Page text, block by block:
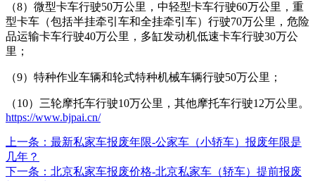
（8）微型卡车行驶50万公里，中轻型卡车行驶60万公里，重
型卡车（包括半挂牵引车和全挂牵引车）行驶70万公里，危险
品运输卡车行驶40万公里，多缸发动机低速卡车行驶30万公
里；
（9）特种作业车辆和轮式特种机械车辆行驶50万公里；
（10）三轮摩托车行驶10万公里，其他摩托车行驶12万公里。
https://www.bjpai.cn/
上一条 ：最新私家车报废年限-公家车（小轿车）报废年限是
几年？
下一条 ：北京私家车报废价格-北京私家车（轿车）提前报废